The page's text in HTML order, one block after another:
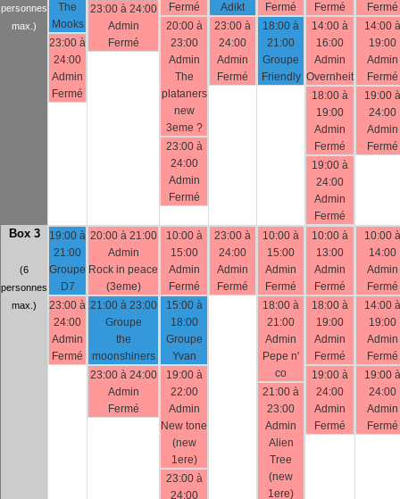
personnes
max.)
The
Mooks
23:00 à
24:00
Admin
Fermé
23:00 à 24:00
Admin
Fermé
Fermé
20:00 à
23:00
Admin
The
plataners
new
3eme ?
23:00 à
24:00
Admin
Fermé
Adikt
23:00 à
24:00
Admin
Fermé
Fermé
18:00 à
21:00
Groupe
Friendly
Fermé
14:00 à
16:00
Admin
Overnheit
18:00 à
19:00
Admin
Fermé
19:00 à
24:00
Admin
Fermé
Fermé
14:00 à
19:00
Admin
Fermé
19:00 à
24:00
Admin
Fermé
Box 3
(6
personnes
max.)
19:00 à
21:00
Groupe
D7
23:00 à
24:00
Admin
Fermé
20:00 à 21:00
Admin
Rock in peace
(3eme)
21:00 à 23:00
Groupe
the
moonshiners
23:00 à 24:00
Admin
Fermé
10:00 à
15:00
Admin
Fermé
15:00 à
18:00
Groupe
Yvan
19:00 à
22:00
Admin
New tone
(new
1ere)
23:00 à
24:00
23:00 à
24:00
Admin
Fermé
10:00 à
15:00
Admin
Fermé
18:00 à
21:00
Admin
Pepe n'
co
21:00 à
23:00
Admin
Alien
Tree
(new
1ere)
10:00 à
13:00
Admin
Fermé
18:00 à
19:00
Admin
Fermé
19:00 à
24:00
Admin
Fermé
10:00 à
14:00
Admin
Fermé
14:00 à
19:00
Admin
Fermé
19:00 à
24:00
Admin
Fermé